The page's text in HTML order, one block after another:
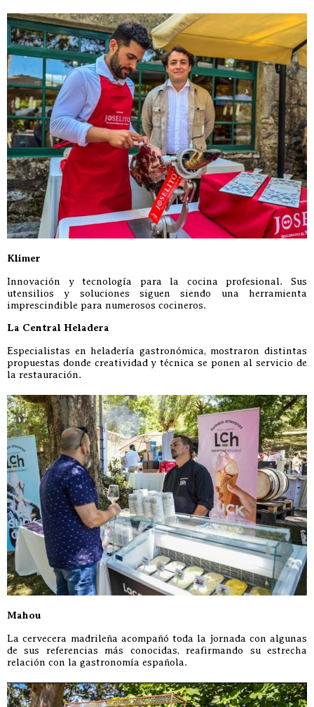
Klimer
Innovación y tecnología para la cocina profesional. Sus
utensilios y soluciones siguen siendo una herramienta
imprescindible para numerosos cocineros.
La Central Heladera
Especialistas en heladería gastronómica, mostraron distintas
propuestas donde creatividad y técnica se ponen al servicio de
la restauración.
Mahou
La cervecera madrileña acompañó toda la jornada con algunas
de sus referencias más conocidas, reafirmando su estrecha
relación con la gastronomía española.